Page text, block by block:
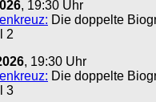
, 19:30 Uhr
Die doppelte
2
, 19:30 Uhr
Die doppelte
3